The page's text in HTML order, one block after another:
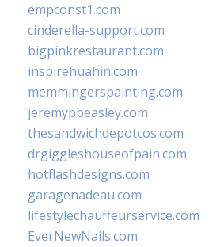
empconst1.com
cinderella-support.com
bigpinkrestaurant.com
inspirehuahin.com
memmingerspainting.com
jeremypbeasley.com
thesandwichdepotcos.com
drgiggleshouseofpain.com
hotflashdesigns.com
garagenadeau.com
lifestylechauffeurservice.com
EverNewNails.com